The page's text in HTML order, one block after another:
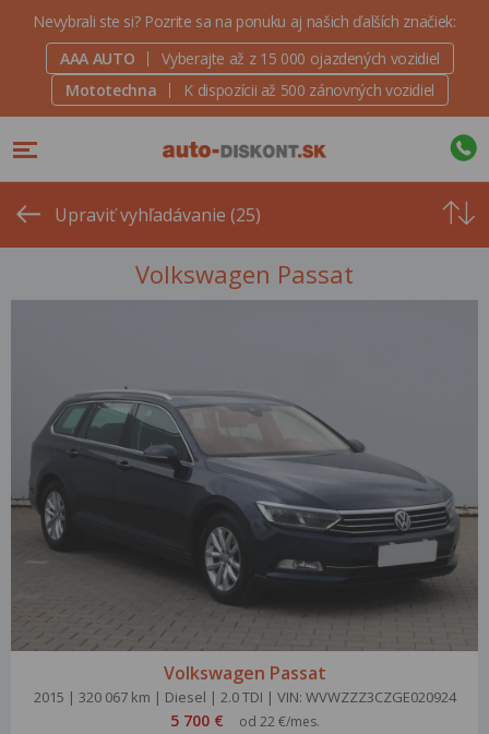
Nevybrali ste si? Pozrite sa na ponuku aj našich ďalších značiek:
AAA AUTO
Vyberajte až z 15 000 ojazdených vozidiel
Mototechna
K dispozícii až 500 zánovných vozidiel
Upraviť vyhľadávanie (25)
ceny
Volkswagen Passat
Volkswagen Passat
2015 | 320 067 km | Diesel | 2.0 TDI | VIN: WVWZZZ3CZGE020924
5 700 € od 22 €/mes.